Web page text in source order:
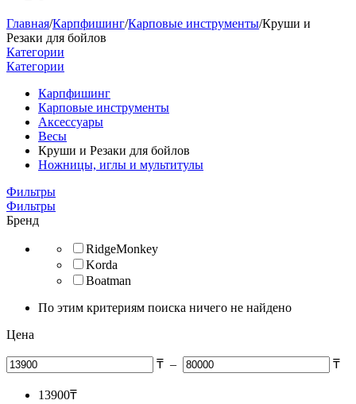
Главная/Карпфишинг/Карповые инструменты/Круши и
Резаки для бойлов
Категории
Категории
Карпфишинг
Карповые инструменты
Аксессуары
Весы
Круши и Резаки для бойлов
Ножницы, иглы и мультитулы
Фильтры
Фильтры
Бренд
RidgeMonkey
Korda
Boatman
По этим критериям поиска ничего не найдено
Цена
₸ – ₸
13900₸